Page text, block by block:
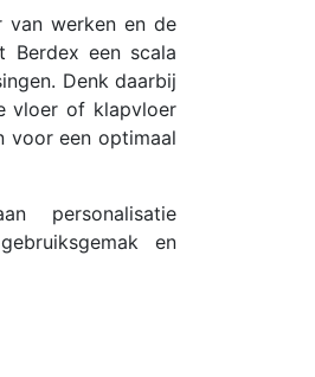
van werken en de
Berdex een scala
Denk daarbij
vloer of klapvloer
voor een optimaal
personalisatie
en